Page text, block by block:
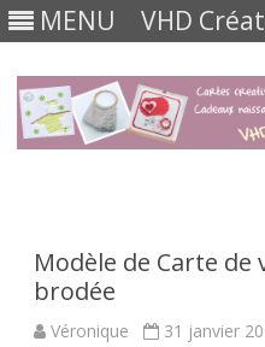
MENU VHD
Modèle de Carte de
brodée
Véronique 31 janvier